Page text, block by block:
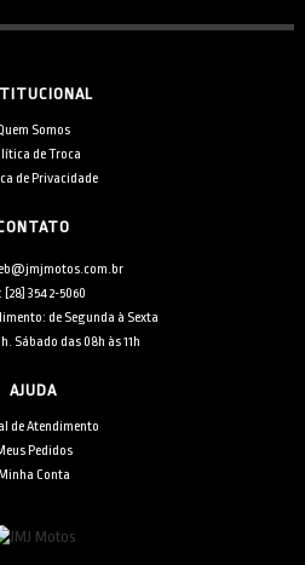
Somos
de Troca
de Privacidade
[28] 3542-5060
de Segunda à Sexta
Sábado das 08h às 11h
AJUDA
de Atendimento
Pedidos
Minha Conta